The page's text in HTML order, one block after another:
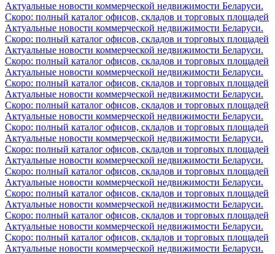
Актуальные новости коммерческой недвижимости Беларуси.
Скоро: полный каталог офисов, складов и торговых площадей
Актуальные новости коммерческой недвижимости Беларуси.
Скоро: полный каталог офисов, складов и торговых площадей
Актуальные новости коммерческой недвижимости Беларуси.
Скоро: полный каталог офисов, складов и торговых площадей
Актуальные новости коммерческой недвижимости Беларуси.
Скоро: полный каталог офисов, складов и торговых площадей
Актуальные новости коммерческой недвижимости Беларуси.
Скоро: полный каталог офисов, складов и торговых площадей
Актуальные новости коммерческой недвижимости Беларуси.
Скоро: полный каталог офисов, складов и торговых площадей
Актуальные новости коммерческой недвижимости Беларуси.
Скоро: полный каталог офисов, складов и торговых площадей
Актуальные новости коммерческой недвижимости Беларуси.
Скоро: полный каталог офисов, складов и торговых площадей
Актуальные новости коммерческой недвижимости Беларуси.
Скоро: полный каталог офисов, складов и торговых площадей
Актуальные новости коммерческой недвижимости Беларуси.
Скоро: полный каталог офисов, складов и торговых площадей
Актуальные новости коммерческой недвижимости Беларуси.
Скоро: полный каталог офисов, складов и торговых площадей
Актуальные новости коммерческой недвижимости Беларуси.